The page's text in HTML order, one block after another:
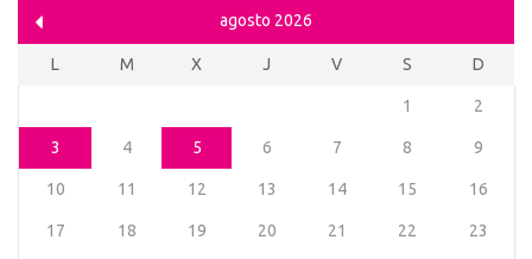
agosto 2026
L M X J V S D
1 2
3 4 5 6 7 8 9
10 11 12 13 14 15 16
17 18 19 20 21 22 23